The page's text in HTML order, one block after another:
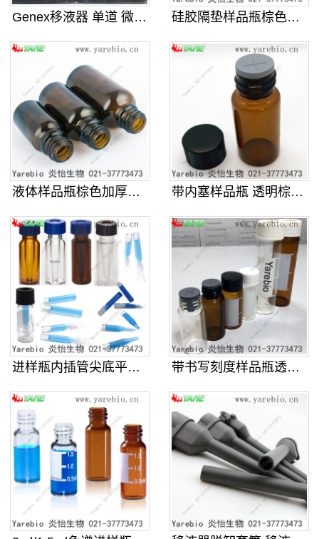
Genex移液器 单道 微量程可调 硅胶隔垫样品瓶棕色透明螺口玻璃化学
液体样品瓶棕色加厚螺口玻璃化学试剂 带内塞样品瓶 透明棕色螺口玻璃化学
进样瓶内插管尖底平底带支架样品管液 带书写刻度样品瓶透明棕色螺口玻璃化